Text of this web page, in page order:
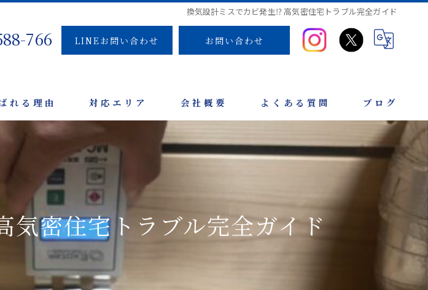
換気設計ミスでカビ発生⁉ 高気密住宅トラブル完全ガイド
766 LINEお問い合わせ お問い合わせ
れる理由 対応エリア 会社概要 よくある質問 ブログ
密住宅トラブル完全ガイド